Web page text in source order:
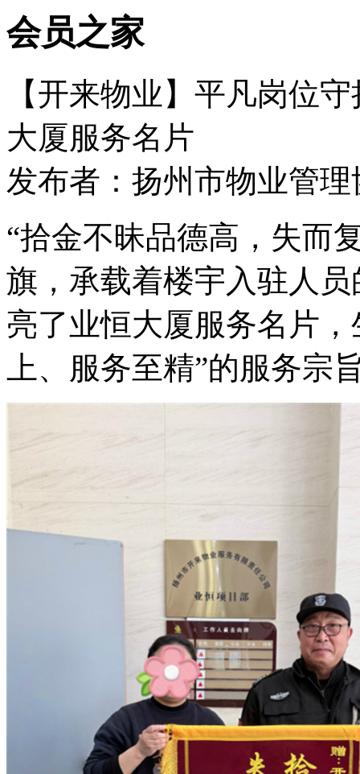
会员之家
【开来物业】平凡岗位
大厦服务名片
发布者：扬州市物业管
“拾金不昧品德高，失而
旗，承载着楼宇入驻人
亮了业恒大厦服务名片
上、服务至精”的服务宗